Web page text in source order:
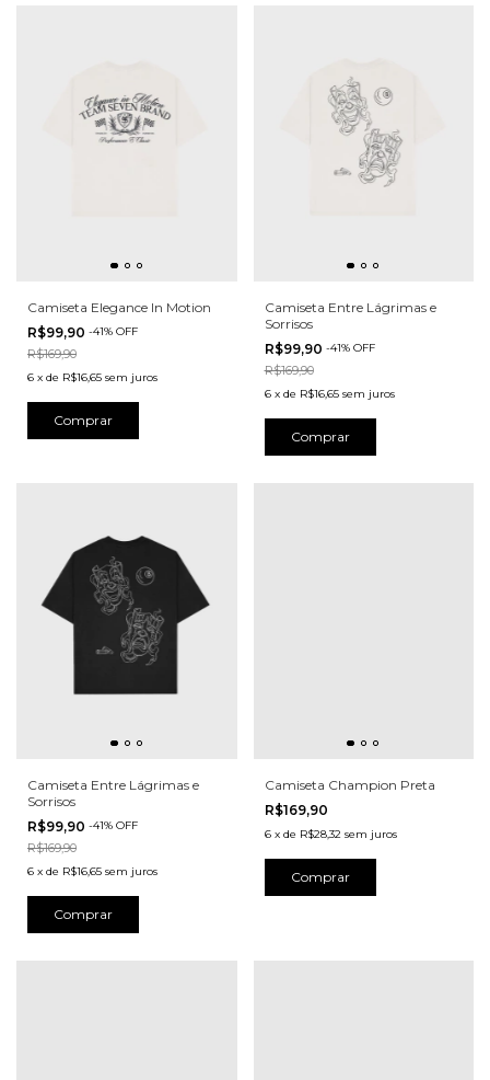
Camiseta Elegance In Motion
R$99,90 -41% OFF
R$169,90
6 x de R$16,65 sem juros
Comprar
Camiseta Entre Lágrimas e
Sorrisos
R$99,90 -41% OFF
R$169,90
6 x de R$16,65 sem juros
Comprar
Camiseta Entre Lágrimas e
Sorrisos
R$99,90 -41% OFF
R$169,90
6 x de R$16,65 sem juros
Comprar
Camiseta Champion Preta
R$169,90
6 x de R$28,32 sem juros
Comprar